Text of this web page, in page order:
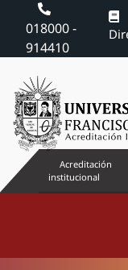
018000 -
914410
Acreditación
institucional